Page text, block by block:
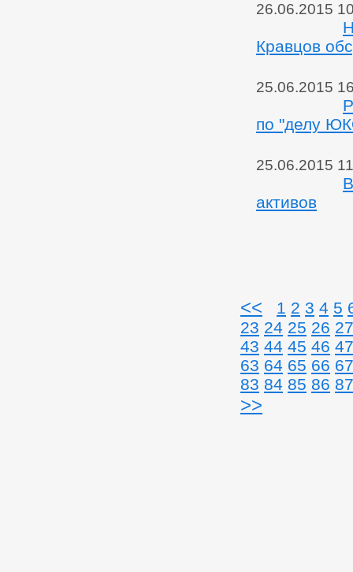
26.06.2015
Кравцов
25.06.2015
по "делу
25.06.2015
активов
<< 1 2 3 4 5
23 24 25 26 27
43 44 45 46 47
63 64 65 66 67
83 84 85 86 87
>>